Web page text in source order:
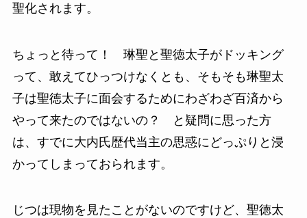
聖化されます。
ちょっと待って！ 琳聖と聖徳太子がドッキング
って、敢えてひっつけなくとも、そもそも琳聖太
子は聖徳太子に面会するためにわざわざ百済から
やって来たのではないの？ と疑問に思った方
は、すでに大内氏歴代当主の思惑にどっぷりと浸
かってしまっておられます。
じつは現物を見たことがないのですけど、聖徳太